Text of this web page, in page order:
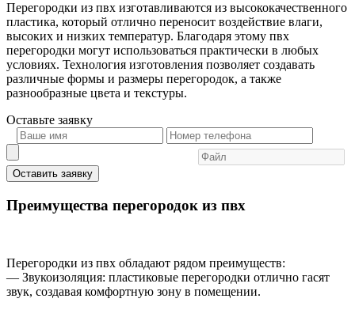
Перегородки из пвх изготавливаются из высококачественного
пластика, который отлично переносит воздействие влаги,
высоких и низких температур. Благодаря этому пвх
перегородки могут использоваться практически в любых
условиях. Технология изготовления позволяет создавать
различные формы и размеры перегородок, а также
разнообразные цвета и текстуры.
Оставьте заявку
Оставить заявку
Преимущества перегородок из пвх
Перегородки из пвх обладают рядом преимуществ:
— Звукоизоляция: пластиковые перегородки отлично гасят
звук, создавая комфортную зону в помещении.